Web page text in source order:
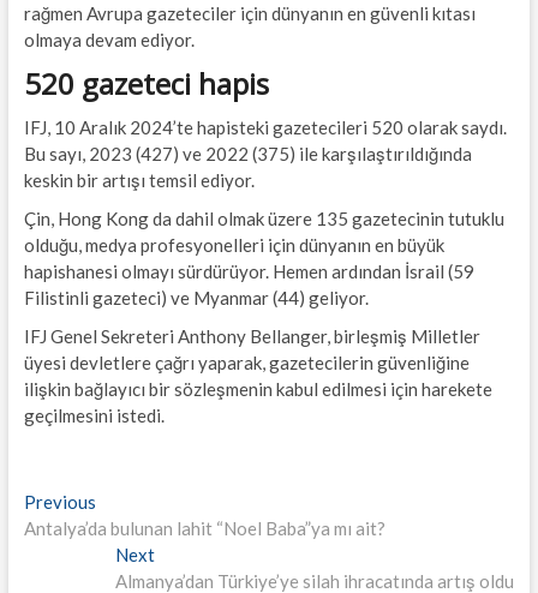
rağmen Avrupa gazeteciler için dünyanın en güvenli kıtası
olmaya devam ediyor.
520 gazeteci hapis
IFJ, 10 Aralık 2024’te hapisteki gazetecileri 520 olarak saydı.
Bu sayı, 2023 (427) ve 2022 (375) ile karşılaştırıldığında
keskin bir artışı temsil ediyor.
Çin, Hong Kong da dahil olmak üzere 135 gazetecinin tutuklu
olduğu, medya profesyonelleri için dünyanın en büyük
hapishanesi olmayı sürdürüyor. Hemen ardından İsrail (59
Filistinli gazeteci) ve Myanmar (44) geliyor.
IFJ Genel Sekreteri Anthony Bellanger, birleşmiş Milletler
üyesi devletlere çağrı yaparak, gazetecilerin güvenliğine
ilişkin bağlayıcı bir sözleşmenin kabul edilmesi için harekete
geçilmesini istedi.
Yazı
gezinmesi
PreviousPrevious
post:
Antalya’da bulunan lahit “Noel Baba”ya mı ait?
NextNext
post:
Almanya’dan Türkiye’ye silah ihracatında artış oldu